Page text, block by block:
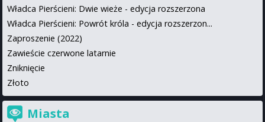
Władca Pierścieni: Dwie wieże - edycja rozszerzona
Władca Pierścieni: Powrót króla - edycja rozszerzon...
Zaproszenie (2022)
Zawieście czerwone latarnie
Zniknięcie
Złoto
Miasta